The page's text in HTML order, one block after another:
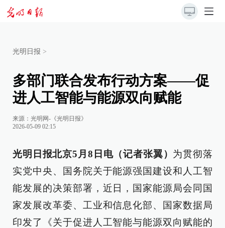
光明日报 >
多部门联合发布行动方案——促
进人工智能与能源双向赋能
来源： 光明网-《光明日报》
2026-05-09 02:15
光明日报北京5月8日电（记者张翼） 为贯彻落
实党中央、国务院关于能源强国建设和人工智
能发展的决策部署，近日，国家能源局会同国
家发展改革委、工业和信息化部、国家数据局
印发了《关于促进人工智能与能源双向赋能的